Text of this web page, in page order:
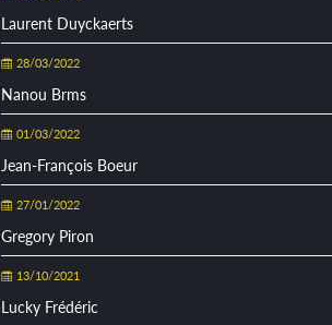
Laurent Duyckaerts
28/03/2022
Nanou Brms
01/03/2022
Jean-François Boeur
27/01/2022
Gregory Piron
13/10/2021
Lucky Frédéric